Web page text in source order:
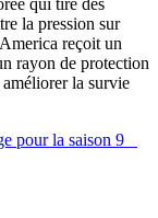
la pression sur
reçoit un
rayon de protection
la survie
pour la saison 9